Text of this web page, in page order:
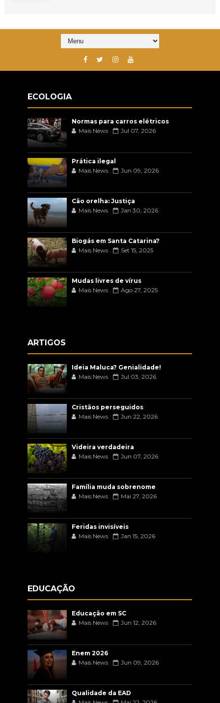
ECOLOGIA
Normas para carros elétricos
Mais News
Jul 07, 2026
Prática ilegal
Mais News
Jun 09, 2026
Cão orelha: Justiça
Mais News
Jan 30, 2026
Biogás em Santa Catarina?
Mais News
Set 15, 2025
Mudas livres de vírus
Mais News
Ago 27, 2025
ARTIGOS
Ideia Maluca? Genialidade!
Mais News
Jul 03, 2026
Cristãos perseguidos
Mais News
Jun 22, 2026
Videira verdadeira
Mais News
Jun 07, 2026
Família muda sobrenome
Mais News
Mai 27, 2026
Feridas invisíveis
Mais News
Jan 15, 2026
EDUCAÇÃO
Educação em SC
Mais News
Jun 12, 2026
Enem 2026
Mais News
Jun 09, 2026
Qualidade da EAD